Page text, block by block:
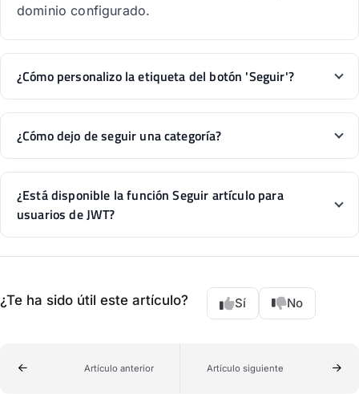
dominio configurado.
¿Cómo personalizo la etiqueta del botón 'Seguir'?
¿Cómo dejo de seguir una categoría?
¿Está disponible la función Seguir artículo para
usuarios de JWT?
¿Te ha sido útil este artículo? Sí No
Artículo anterior Artículo siguiente